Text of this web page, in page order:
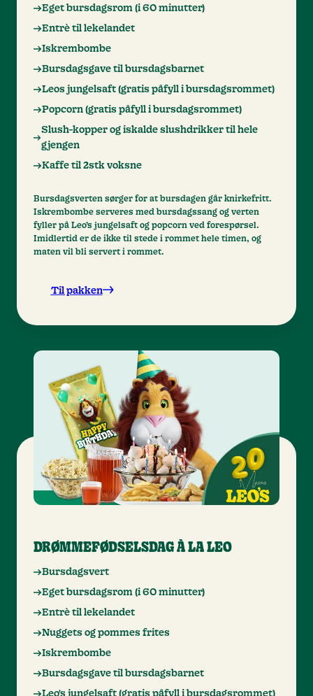
Eget bursdagsrom (i 60 minutter)
Entrè til lekelandet
Iskrembombe
Bursdagsgave til bursdagsbarnet
Leos jungelsaft (gratis påfyll i bursdagsrommet)
Popcorn (gratis påfyll i bursdagsrommet)
Slush-kopper og iskalde slushdrikker til hele
gjengen
Kaffe til 2stk voksne
Bursdagsverten sørger for at bursdagen går knirkefritt.
Iskrembombe serveres med bursdagssang og verten
fyller på Leo’s jungelsaft og popcorn ved forespørsel.
Imidlertid er de ikke til stede i rommet hele timen, og
maten vil bli servert i rommet.
Til pakken
DRØMMEFØDSELSDAG À LA LEO
Bursdagsvert
Eget bursdagsrom (i 60 minutter)
Entrè til lekelandet
Nuggets og pommes frites
Iskrembombe
Bursdagsgave til bursdagsbarnet
Leo's jungelsaft (gratis påfyll i bursdagsrommet)